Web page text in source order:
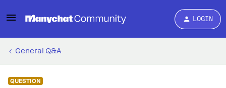
LOGIN
General Q&A
QUESTION